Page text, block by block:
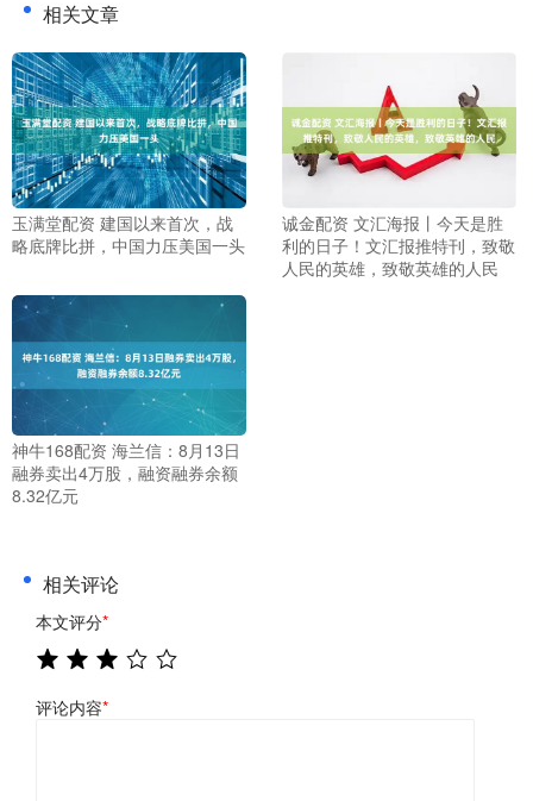
相关文章
玉满堂配资 建国以来首次，战
略底牌比拼，中国力压美国一头
诚金配资 文汇海报丨今天是胜
利的日子！文汇报推特刊，致敬
人民的英雄，致敬英雄的人民
神牛168配资 海兰信：8月13日
融券卖出4万股，融资融券余额
8.32亿元
相关评论
本文评分*
评论内容*